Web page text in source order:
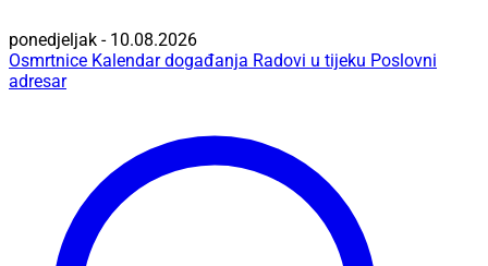
ponedjeljak - 10.08.2026
Osmrtnice Kalendar događanja Radovi u tijeku Poslovni
adresar